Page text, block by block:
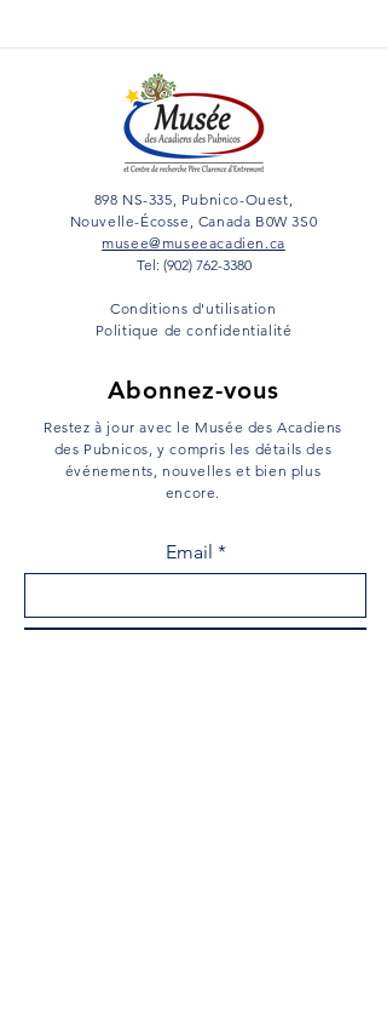
898 NS-335, Pubnico-Ouest,
Nouvelle-Écosse, Canada B0W 3S0
musee@museeacadien.ca
Tel: (902) 762-3380
Conditions d'utilisation
Politique de confidentialité
Abonnez-vous
Restez à jour avec le Musée des Acadiens
des Pubnicos, y compris les détails des
événements, nouvelles et bien plus
encore.
Email